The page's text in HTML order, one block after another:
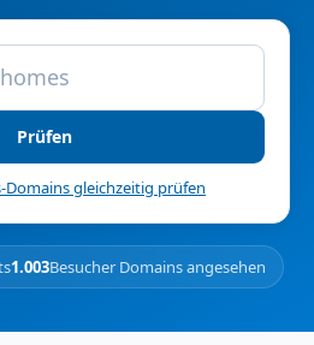
Prüfen
Domains gleichzeitig prüfen
1.003Besucher Domains angesehen